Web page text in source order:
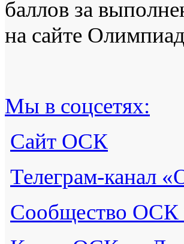
баллов за
на сайте
Мы в соцсетях:
Сайт ОСК
Телеграм-канал
Сообщество ОСК